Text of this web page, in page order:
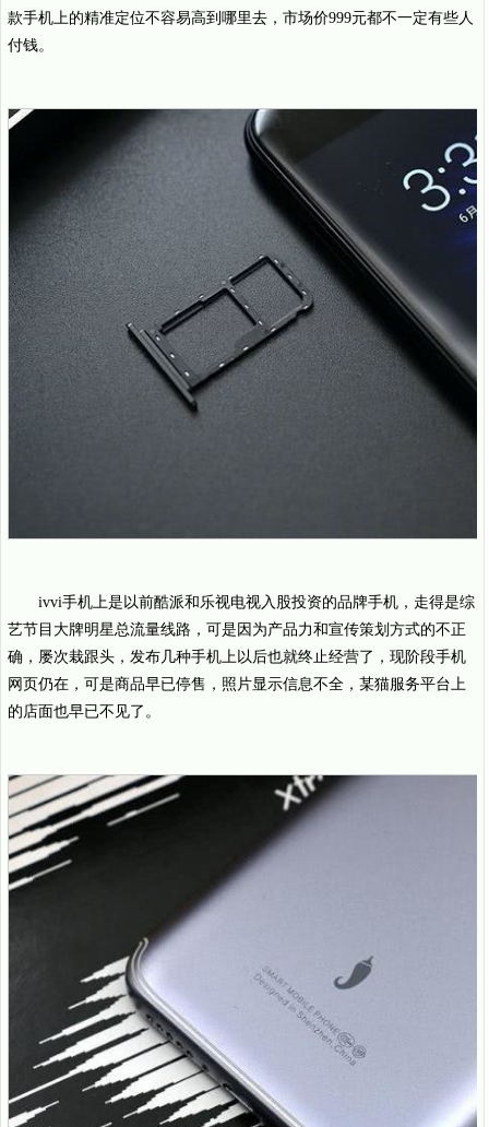
款手机上的精准定位不容易高到哪里去，市场价999元都不一定有些人
付钱。
ivvi手机上是以前酷派和乐视电视入股投资的品牌手机，走得是综
艺节目大牌明星总流量线路，可是因为产品力和宣传策划方式的不正
确，屡次栽跟头，发布几种手机上以后也就终止经营了，现阶段手机
网页仍在，可是商品早已停售，照片显示信息不全，某猫服务平台上
的店面也早已不见了。